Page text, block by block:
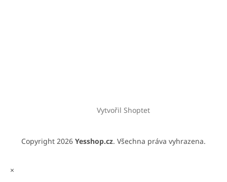
Vytvořil Shoptet
Copyright 2026 Yesshop.cz. Všechna práva vyhrazena.
×